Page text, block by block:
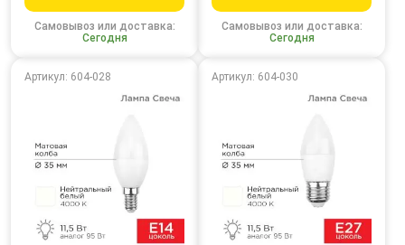
Самовывоз или доставка:
Сегодня
Самовывоз или доставка:
Сегодня
Артикул: 604-028 Артикул: 604-030